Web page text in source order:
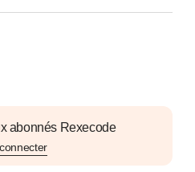
abonnés Rexecode